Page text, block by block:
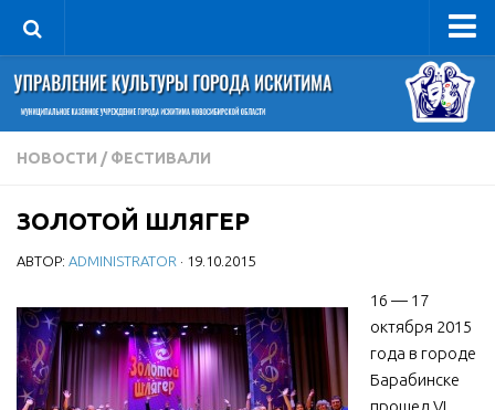
Управление
Руководитель
Сведения об организации
Книга почета культуры
Фотогалерея
Учредительные документы
Правовая база
НОВОСТИ / ФЕСТИВАЛИ
ЗОЛОТОЙ ШЛЯГЕР
АВТОР: ADMINISTRATOR · 19.10.2015
16 — 17
октября 2015
года в городе
Барабинске
прошел VI